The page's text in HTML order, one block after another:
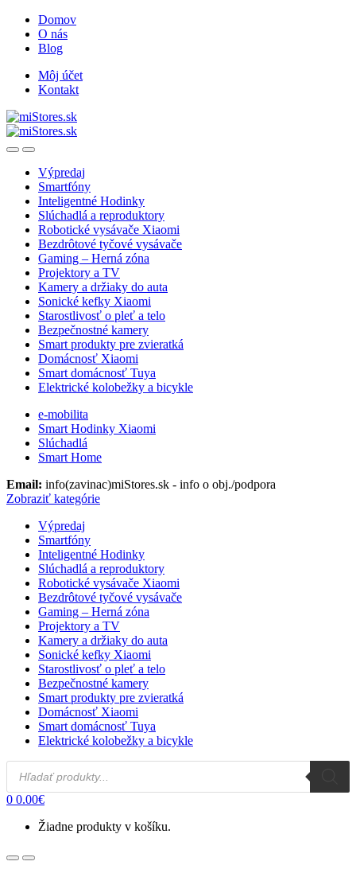
Skip
navigation
Skip
content
Domov
O nás
Blog
Môj účet
Kontakt
OpenClose
Výpredaj
Smartfóny
Inteligentné Hodinky
Slúchadlá a reproduktory
Robotické vysávače Xiaomi
Bezdrôtové tyčové vysávače
Gaming – Herná zóna
Projektory a TV
Kamery a držiaky do auta
Sonické kefky Xiaomi
Starostlivosť o pleť a telo
Bezpečnostné kamery
Smart produkty pre zvieratká
Domácnosť Xiaomi
Smart domácnosť Tuya
Elektrické kolobežky a bicykle
e-mobilita
Smart Hodinky Xiaomi
Slúchadlá
Smart Home
Email: info(zavinac)miStores.sk - info o obj./podpora
Zobraziť kategórie
Výpredaj
Smartfóny
Inteligentné Hodinky
Slúchadlá a reproduktory
Robotické vysávače Xiaomi
Bezdrôtové tyčové vysávače
Gaming – Herná zóna
Projektory a TV
Kamery a držiaky do auta
Sonické kefky Xiaomi
Starostlivosť o pleť a telo
Bezpečnostné kamery
Smart produkty pre zvieratká
Domácnosť Xiaomi
Smart domácnosť Tuya
Elektrické kolobežky a bicykle
Products
search
0 0.00€
Žiadne produkty v košíku.
OpenClose